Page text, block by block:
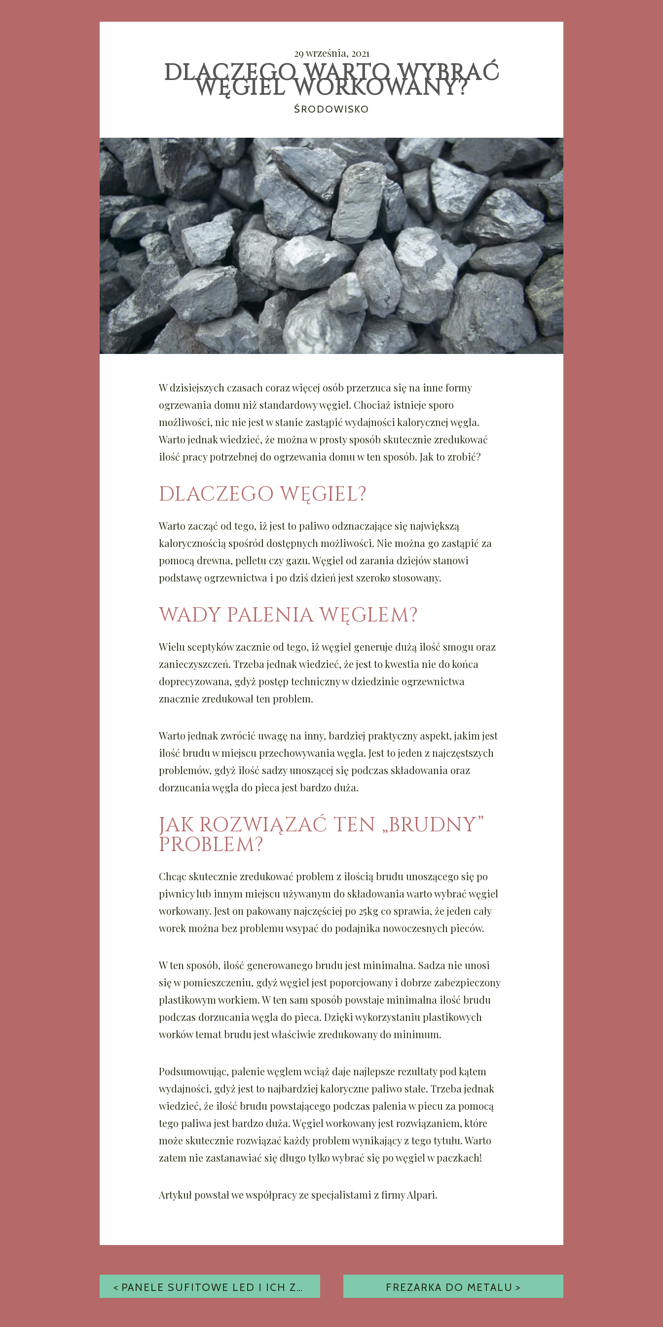
29 września, 2021
DLACZEGO WARTO WYBRAĆ
WĘGIEL WORKOWANY?
CATEGORIES
ŚRODOWISKO
W dzisiejszych czasach coraz więcej osób przerzuca się na inne formy
ogrzewania domu niż standardowy węgiel. Chociaż istnieje sporo
możliwości, nic nie jest w stanie zastąpić wydajności kalorycznej węgla.
Warto jednak wiedzieć, że można w prosty sposób skutecznie zredukować
ilość pracy potrzebnej do ogrzewania domu w ten sposób. Jak to zrobić?
DLACZEGO WĘGIEL?
Warto zacząć od tego, iż jest to paliwo odznaczające się największą
kalorycznością spośród dostępnych możliwości. Nie można go zastąpić za
pomocą drewna, pelletu czy gazu. Węgiel od zarania dziejów stanowi
podstawę ogrzewnictwa i po dziś dzień jest szeroko stosowany.
WADY PALENIA WĘGLEM?
Wielu sceptyków zacznie od tego, iż węgiel generuje dużą ilość smogu oraz
zanieczyszczeń. Trzeba jednak wiedzieć, że jest to kwestia nie do końca
doprecyzowana, gdyż postęp techniczny w dziedzinie ogrzewnictwa
znacznie zredukował ten problem.
Warto jednak zwrócić uwagę na inny, bardziej praktyczny aspekt, jakim jest
ilość brudu w miejscu przechowywania węgla. Jest to jeden z najczęstszych
problemów, gdyż ilość sadzy unoszącej się podczas składowania oraz
dorzucania węgla do pieca jest bardzo duża.
JAK ROZWIĄZAĆ TEN „BRUDNY”
PROBLEM?
Chcąc skutecznie zredukować problem z ilością brudu unoszącego się po
piwnicy lub innym miejscu używanym do składowania warto wybrać węgiel
workowany. Jest on pakowany najczęściej po 25kg co sprawia, że jeden cały
worek można bez problemu wsypać do podajnika nowoczesnych pieców.
W ten sposób, ilość generowanego brudu jest minimalna. Sadza nie unosi
się w pomieszczeniu, gdyż węgiel jest poporcjowany i dobrze zabezpieczony
plastikowym workiem. W ten sam sposób powstaje minimalna ilość brudu
podczas dorzucania węgla do pieca. Dzięki wykorzystaniu plastikowych
worków temat brudu jest właściwie zredukowany do minimum.
Podsumowując, palenie węglem wciąż daje najlepsze rezultaty pod kątem
wydajności, gdyż jest to najbardziej kaloryczne paliwo stałe. Trzeba jednak
wiedzieć, że ilość brudu powstającego podczas palenia w piecu za pomocą
tego paliwa jest bardzo duża. Węgiel workowany jest rozwiązaniem, które
może skutecznie rozwiązać każdy problem wynikający z tego tytułu. Warto
zatem nie zastanawiać się długo tylko wybrać się po węgiel w paczkach!
Artykuł powstał we współpracy ze specjalistami z firmyAlpari.
NAWIGACJA
WPISU
PANELE SUFITOWE LED I ICH ZALETY FREZARKA DO METALU